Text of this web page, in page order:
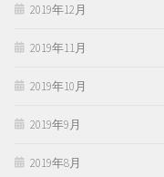
2019年12月
2019年11月
2019年10月
2019年9月
2019年8月